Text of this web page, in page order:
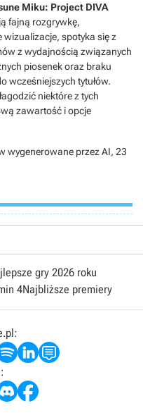
Miku: Project DIVA
fajną rozgrywkę,
spotyka się z
z wydajnością związanych
piosenek oraz braku
wcześniejszych tytułów.
niektóre z tych
zawartość i opcje
wygenerowane przez AI, 23
gry 2026 roku
4Najbliższe premiery